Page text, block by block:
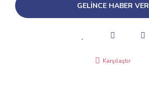
GELİNCE HABER VER
Karşılaştır